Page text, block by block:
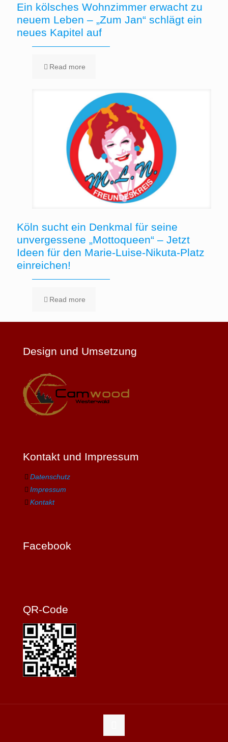
Ein kölsches Wohnzimmer erwacht zu
neuem Leben – „Zum Jan“ schlägt ein
neues Kapitel auf
Read more
Köln sucht ein Denkmal für seine
unvergessene „Mottoqueen“ – Jetzt
Ideen für den Marie-Luise-Nikuta-Platz
einreichen!
Read more
Design und Umsetzung
Kontakt und Impressum
Datenschutz
Impressum
Kontakt
Facebook
QR-Code